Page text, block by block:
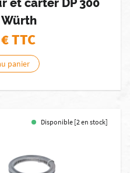
et carter DP 300
Würth
€ TTC
panier
Disponible [2 en stock]